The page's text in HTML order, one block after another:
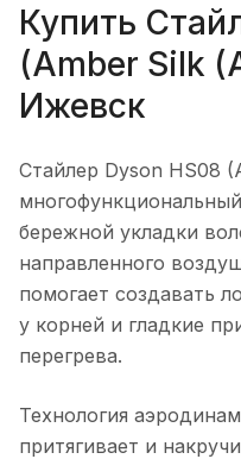
Купить
(Amber Silk
Ижевск
Стайлер Dyson HS08
бережной укладки
направленного
помогает создавать
у корней и гладкие
перегрева.
Технология
притягивает и